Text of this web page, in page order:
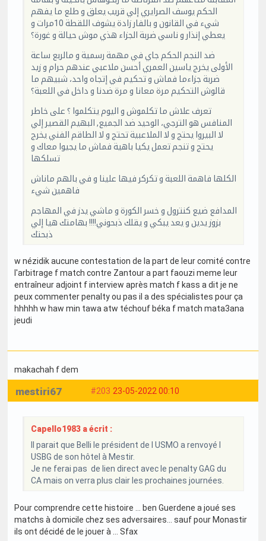
الحكم يوسف الصرايري إلي قريب يعلق و طلع ما يفهم
شيء في القانون و بالفار زادة يشوف اللقطة 10مرات و
يعطي إنذار و ناسي ضربة الجزاء هذي موش حيالة و غورة؟
ضد النجم الحكم جاي في مهمة رسمية و مالربع ساعة
الأولى يخرج ياسين العمري أحسن ملاعبي عندهم حرام و زيد
ضربة جزاءما فماش و تحكيم في إتجاه واحد، شبيهم ما
قالوش التحكيم مرة معانا و مرة ضدنا و داخل في اللعبة؟
تعرف علاش ما تكلموش و اليوم يتكلموا ؟ على خاطر
المنافس هو الترجي، الوحيد ضد الجميع, البهيم القصير إلي
لا البيروا يحتج و لا الملاعبية تحتج و لا الطاقم الفني يخرج
يحتج و تنجم تعمل يكيا باهية فماش ما يجيوا معاك و
تسلكها
الكلها فاهمة اللعبة و تكركر فيها علينا و في بالهم ماناش
فاهمين شيء
المدافع ضيع كنترول و خسر الكورة و ماشي يدز في المهاجم
بزوز يدين و يعد يبكي و يقلك ذبحوني!!!! بهامتك هيا إلي
ذبحتك
w nézidik aucune contestation de la part de leur comité contre
l'arbitrage f match contre Zantour a part faouzi meme leur
entraîneur adjoint f interview après match f kass a dit je ne
peux commenter penalty ou pas il a des spécialistes pour ça
hhhhh w haw min tawa atw téchouf béka f match mata3ana
jeudi
makachah f dem
#203 23-05-2022 00:10
mestiri67
Capello1983 a écrit :
Il parait que Belli le président de l USMO a renvoyé l
USBG de son hôtel à Mestir.
Je ne ferai pas de lien direct avec le penalty GAG du
CA mais on verra plus clair les prochaines journées.
Pour comprendre cette histoire … ben Guerdene a joué ses
matchs à domicile chez ses adversaires… sauf pour Monastir
ils ont décidé de le jouer à … Sfax